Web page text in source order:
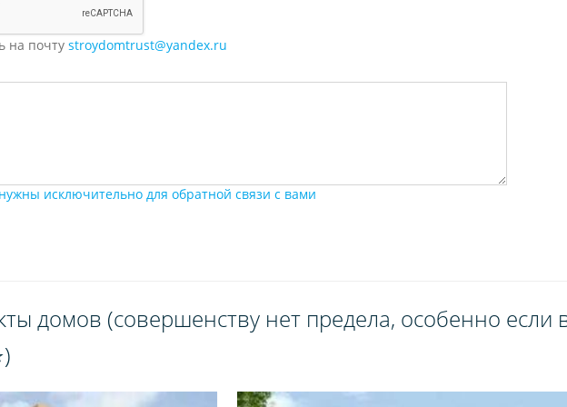
на почтуstroydomtrust@yandex.ru
исключительно для обратной связи с вами
домов (совершенству нет предела, особенно если